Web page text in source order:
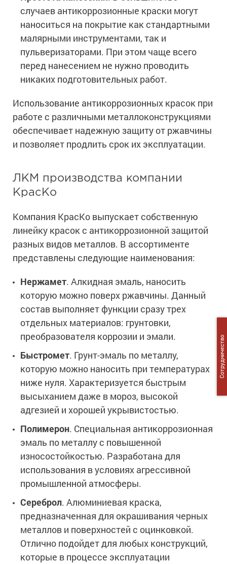
случаев антикоррозионные краски могут
наноситься на покрытие как стандартными
малярными инструментами, так и
пульверизаторами. При этом чаще всего
перед нанесением не нужно проводить
никаких подготовительных работ.
Использование антикоррозионных красок при
работе с различными металлоконструкциями
обеспечивает надежную защиту от ржавчины
и позволяет продлить срок их эксплуатации.
ЛКМ производства компании
КрасКо
Компания КрасКо выпускает собственную
линейку красок с антикоррозионной защитой
разных видов металлов. В ассортименте
представлены следующие наименования:
Нержамет. Алкидная эмаль, наносить
которую можно поверх ржавчины. Данный
состав выполняет функции сразу трех
отдельных материалов: грунтовки,
преобразователя коррозии и эмали.
Быстромет. Грунт-эмаль по металлу,
которую можно наносить при температурах
ниже нуля. Характеризуется быстрым
высыханием даже в мороз, высокой
адгезией и хорошей укрывистостью.
Полимерон. Специальная антикоррозионная
эмаль по металлу с повышенной
износостойкостью. Разработана для
использования в условиях агрессивной
промышленной атмосферы.
Сереброл. Алюминиевая краска,
предназначенная для окрашивания черных
металлов и поверхностей с оцинковкой.
Отлично подойдет для любых конструкций,
которые в процессе эксплуатации
Сотрудничество